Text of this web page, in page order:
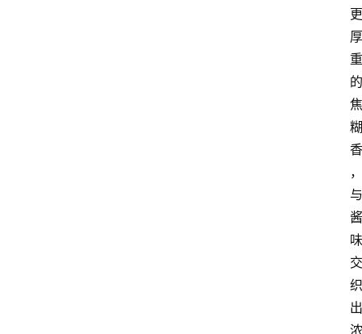
更
厚
重
的
焦
糊
香
，
与
酱
味
交
织
出
浓